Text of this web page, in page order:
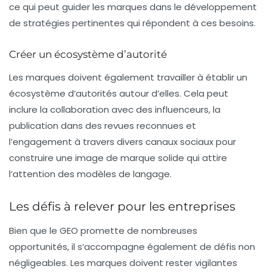
ce qui peut guider les marques dans le développement
de stratégies pertinentes qui répondent à ces besoins.
Créer un écosystème d’autorité
Les marques doivent également travailler à établir un
écosystème d’autorités autour d’elles. Cela peut
inclure la collaboration avec des influenceurs, la
publication dans des revues reconnues et
l’engagement à travers divers canaux sociaux pour
construire une image de marque solide qui attire
l’attention des modèles de langage.
Les défis à relever pour les entreprises
Bien que le GEO promette de nombreuses
opportunités, il s’accompagne également de défis non
négligeables. Les marques doivent rester vigilantes